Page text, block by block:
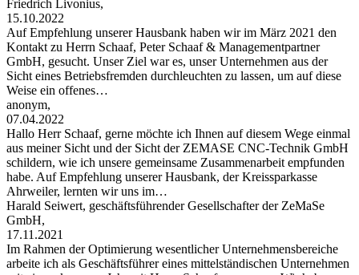
Friedrich Livonius,
15.10.2022
Auf Empfehlung unserer Hausbank haben wir im März 2021 den
Kontakt zu Herrn Schaaf, Peter Schaaf & Managementpartner
GmbH, gesucht. Unser Ziel war es, unser Unternehmen aus der
Sicht eines Betriebsfremden durchleuchten zu lassen, um auf diese
Weise ein offenes…
anonym,
07.04.2022
Hallo Herr Schaaf, gerne möchte ich Ihnen auf diesem Wege einmal
aus meiner Sicht und der Sicht der ZEMASE CNC-Technik GmbH
schildern, wie ich unsere gemeinsame Zusammenarbeit empfunden
habe. Auf Empfehlung unserer Hausbank, der Kreissparkasse
Ahrweiler, lernten wir uns im…
Harald Seiwert, geschäftsführender Gesellschafter der ZeMaSe
GmbH,
17.11.2021
Im Rahmen der Optimierung wesentlicher Unternehmensbereiche
arbeite ich als Geschäftsführer eines mittelständischen Unternehmen